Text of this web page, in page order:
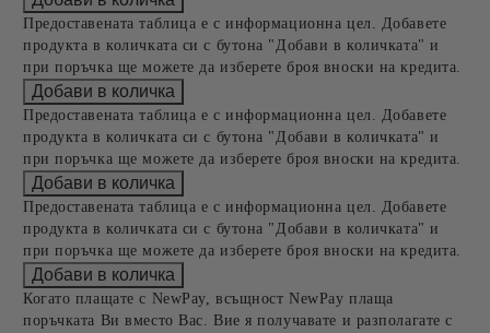
Предоставената таблица е с информационна цел. Добавете
продукта в количката си с бутона "Добави в количката" и
при поръчка ще можете да изберете броя вноски на кредита.
Предоставената таблица е с информационна цел. Добавете
продукта в количката си с бутона "Добави в количката" и
при поръчка ще можете да изберете броя вноски на кредита.
Предоставената таблица е с информационна цел. Добавете
продукта в количката си с бутона "Добави в количката" и
при поръчка ще можете да изберете броя вноски на кредита.
Когато плащате с NewPay, всъщност NewPay плаща
поръчката Ви вместо Вас. Вие я получавате и разполагате с